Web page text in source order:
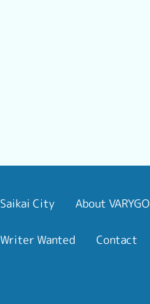
Saikai City About
Writer Wanted Contact